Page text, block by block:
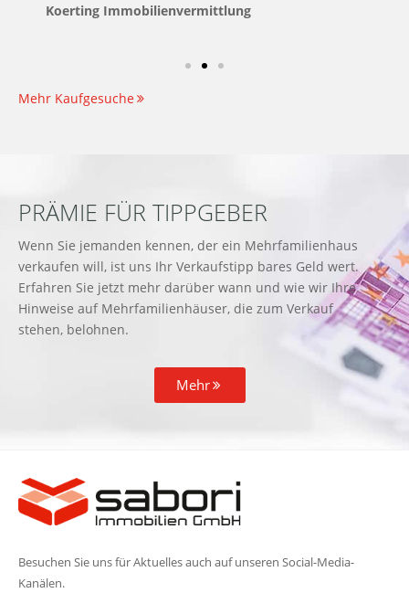
Koerting Immobilienvermittlung
Mehr Kaufgesuche
PRÄMIE FÜR TIPPGEBER
Wenn Sie jemanden kennen, der ein Mehrfamilienhaus
verkaufen will, ist uns Ihr Verkaufstipp bares Geld wert.
Erfahren Sie jetzt mehr darüber wann und wie wir Ihre
Hinweise auf Mehrfamilienhäuser, die zum Verkauf
stehen, belohnen.
Mehr
Besuchen Sie uns für Aktuelles auch auf unseren Social-Media-
Kanälen.